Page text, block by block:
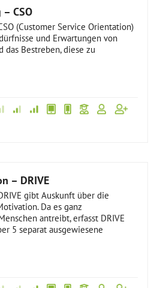
CSO
(Customer Service Orientation)
und Erwartungen von
das Bestreben, diese zu
– DRIVE
gibt Auskunft über die
Da es ganz
antreibt, erfasst DRIVE
5 separat ausgewiesene